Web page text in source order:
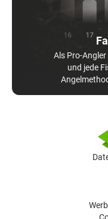
Als Pro-
und jede